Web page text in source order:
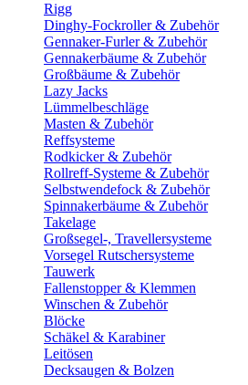
Rigg
Dinghy-Fockroller & Zubehör
Gennaker-Furler & Zubehör
Gennakerbäume & Zubehör
Großbäume & Zubehör
Lazy Jacks
Lümmelbeschläge
Masten & Zubehör
Reffsysteme
Rodkicker & Zubehör
Rollreff-Systeme & Zubehör
Selbstwendefock & Zubehör
Spinnakerbäume & Zubehör
Takelage
Großsegel-, Travellersysteme
Vorsegel Rutschersysteme
Tauwerk
Fallenstopper & Klemmen
Winschen & Zubehör
Blöcke
Schäkel & Karabiner
Leitösen
Decksaugen & Bolzen